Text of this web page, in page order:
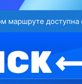
маршруте доступна